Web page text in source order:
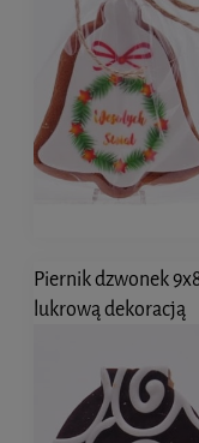
Piernik dzwonek
lukrową dekoracją